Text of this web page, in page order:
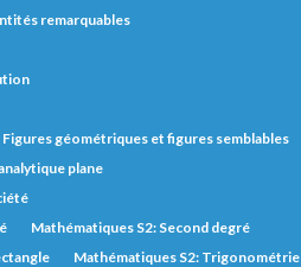
remarquables
géométriques et figures semblables
plane
Mathématiques S2: Second degré
Mathématiques S2: Trigonométrie